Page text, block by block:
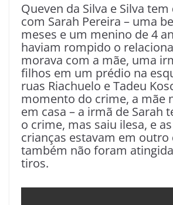
Queven da Silva e Silva
com Sarah Pereira – uma
meses e um menino de 4
haviam rompido o
morava com a mãe, uma
filhos em um prédio na
ruas Riachuelo e Tadeu
momento do crime, a mãe
em casa – a irmã de Sarah
o crime, mas saiu ilesa, e
crianças estavam em
também não foram
tiros.